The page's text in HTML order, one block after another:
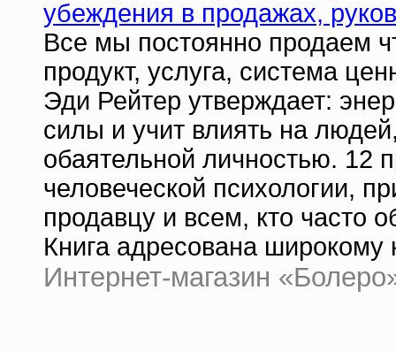
убеждения в продажах,
Все мы постоянно продаем
продукт, услуга, система
Эди Рейтер утверждает:
силы и учит влиять на
обаятельной личностью. 12
человеческой психологии,
продавцу и всем, кто часто
Книга адресована широкому
Интернет-магазин